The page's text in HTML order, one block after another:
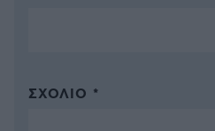
ΣΧΌΛΙΟ *